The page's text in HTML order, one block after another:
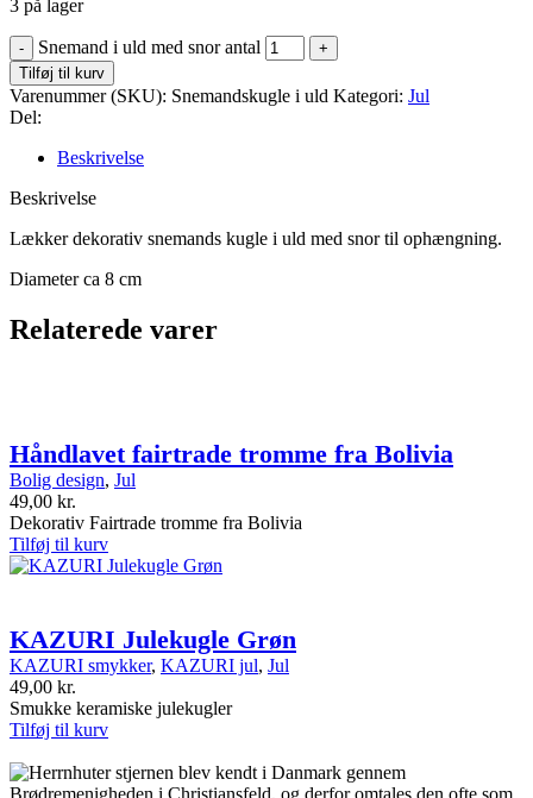
3 på lager
Snemand i uld med snor antal
Tilføj til kurv
Varenummer (SKU): Snemandskugle i uld Kategori: Jul
Del:
Beskrivelse
Beskrivelse
Lækker dekorativ snemands kugle i uld med snor til ophængning.
Diameter ca 8 cm
Relaterede varer
Håndlavet fairtrade tromme fra Bolivia
Bolig design, Jul
49,00 kr.
Dekorativ Fairtrade tromme fra Bolivia
Tilføj til kurv
KAZURI Julekugle Grøn
KAZURI smykker, KAZURI jul, Jul
49,00 kr.
Smukke keramiske julekugler
Tilføj til kurv